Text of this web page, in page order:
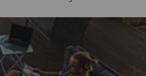
Trusted